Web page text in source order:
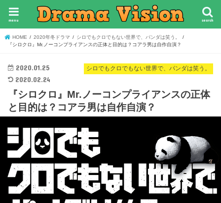
search
menu
HOME 2020年冬ドラマ
シロでもクロでもない世界で、パンダは笑う。
『シロクロ』Mr.ノーコンプライアンスの正体と目的は？コアラ男は自作自演？
シロでもクロでもない世界で、パンダは笑う。
2020.01.25
2020.02.24
『シロクロ』Mr.ノーコンプライアンスの正体
と目的は？コアラ男は自作自演？